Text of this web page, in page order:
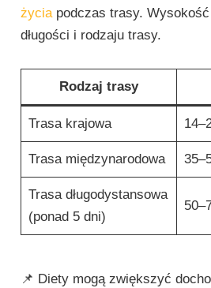
życiapodczas trasy. Wysokość
długości i rodzaju trasy.
Rodzaj trasy
Trasa krajowa
Trasa międzynarodowa
Trasa długodystansowa
(ponad 5 dni)
📌 Diety mogą zwiększyć